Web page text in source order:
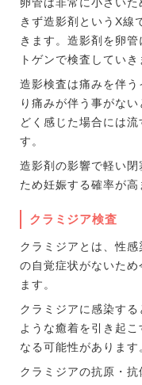
きず造影剤というX線
きます。造影剤を卵
トゲンで検査していき
造影検査は痛みを伴
り痛みが伴う事がな
どく感じた場合には
す。
造影剤の影響で軽い
ため妊娠する確率が高
クラミジア検査
クラミジアとは、性
の自覚症状がないた
ます。
クラミジアに感染す
ような癒着を引き起
なる可能性があります
クラミジアの抗原・